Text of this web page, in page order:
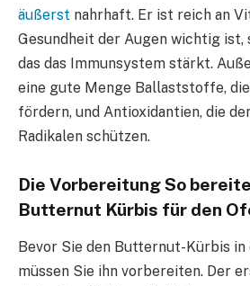
äußerst nahrhaft. Er ist reich an
Gesundheit der Augen wichtig ist,
das das Immunsystem stärkt.
eine gute Menge Ballaststoffe,
fördern, und Antioxidantien, die
Radikalen schützen.
Die Vorbereitung So
Butternut Kürbis für den
Bevor Sie den Butternut-Kürbis in
müssen Sie ihn vorbereiten. Der